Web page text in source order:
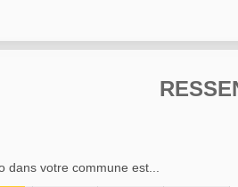
dans votre commune est...